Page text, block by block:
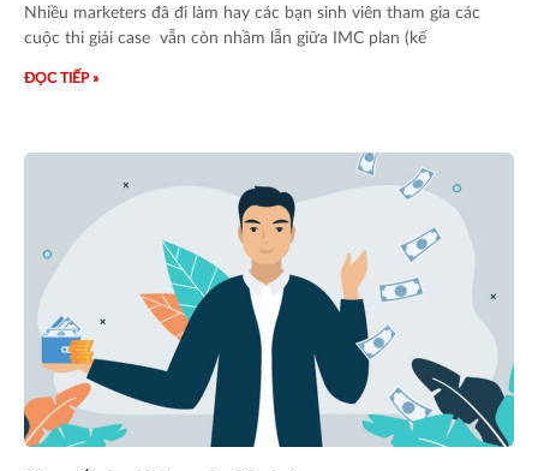
Nhiều marketers đã đi làm hay các bạn sinh viên tham gia các
cuộc thi giải case vẫn còn nhầm lẫn giữa IMC plan (kế
ĐỌC TIẾP »